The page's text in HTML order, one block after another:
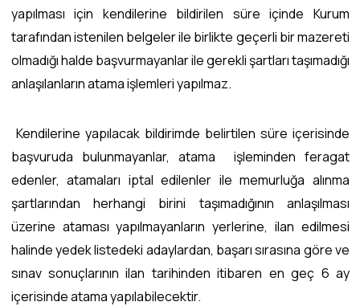
yapılması için kendilerine bildirilen süre içinde Kurum
tarafından istenilen belgeler ile birlikte geçerli bir mazereti
olmadığı halde başvurmayanlar ile gerekli şartları taşımadığı
anlaşılanların atama işlemleri yapılmaz.
Kendilerine yapılacak bildirimde belirtilen süre içerisinde
başvuruda bulunmayanlar, atama işleminden feragat
edenler, atamaları iptal edilenler ile memurluğa alınma
şartlarından herhangi birini taşımadığının anlaşılması
üzerine ataması yapılmayanların yerlerine, ilan edilmesi
halinde yedek listedeki adaylardan, başarı sırasına göre ve
sınav sonuçlarının ilan tarihinden itibaren en geç 6 ay
içerisinde atama yapılabilecektir.